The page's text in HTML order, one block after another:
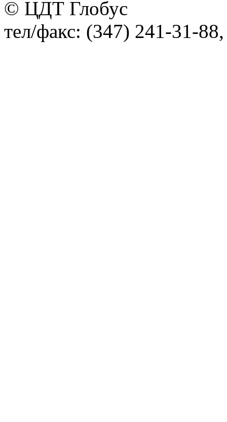
© ЦДТ Глобус
тел/факс: (347) 241-31-